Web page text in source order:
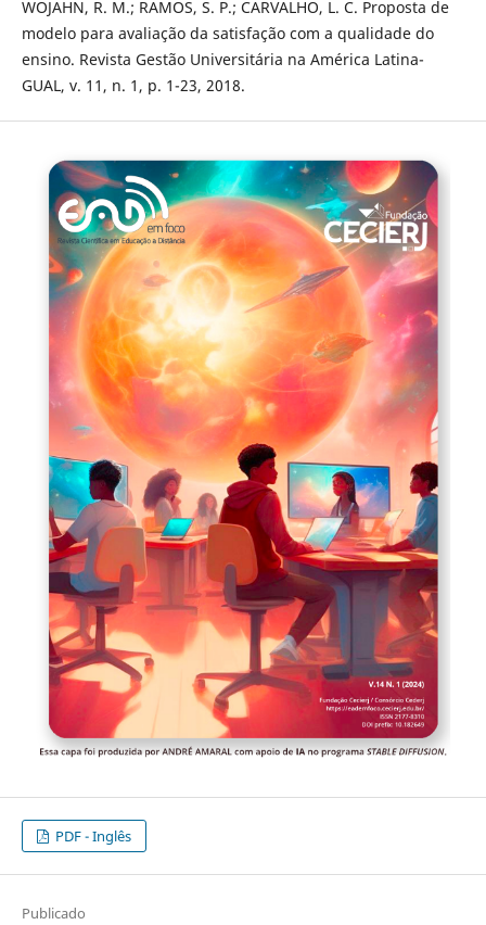
WOJAHN, R. M.; RAMOS, S. P.; CARVALHO, L. C. Proposta de
modelo para avaliação da satisfação com a qualidade do
ensino. Revista Gestão Universitária na América Latina-
GUAL, v. 11, n. 1, p. 1-23, 2018.
PDF - Inglês
Publicado